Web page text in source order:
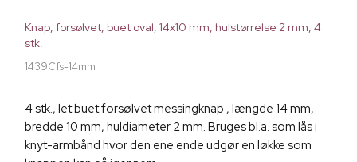
Knap, forsølvet, buet oval, 14x10 mm, hulstørrelse 2 mm, 4
stk.
1439Cfs-14mm
4 stk., let buet forsølvet messingknap , længde 14 mm,
bredde 10 mm, huldiameter 2 mm. Bruges bl.a. som lås i
knyt-armbånd hvor den ene ende udgør en løkke som